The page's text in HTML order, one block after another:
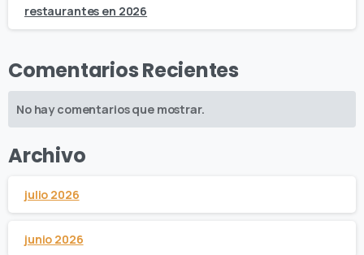
restaurantes en 2026
Comentarios Recientes
No hay comentarios que mostrar.
Archivo
julio 2026
junio 2026